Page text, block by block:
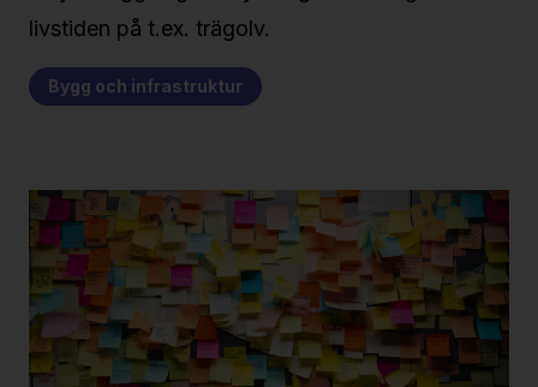
livstiden på t.ex. trägolv.
Bygg och infrastruktur